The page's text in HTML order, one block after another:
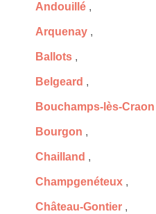
Andouillé ,
Arquenay ,
Ballots ,
Belgeard ,
Bouchamps-lès-Craon
Bourgon ,
Chailland ,
Champgenéteux ,
Château-Gontier ,